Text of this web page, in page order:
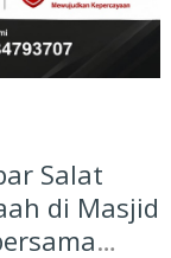
Salat
di Masjid